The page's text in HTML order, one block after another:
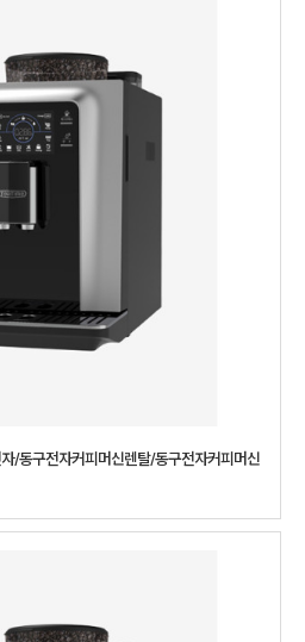
/동구전자커피머신렌탈/동구전자커피머신